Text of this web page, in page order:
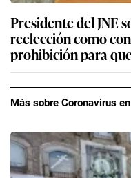
Presidente del JNE
reelección como
prohibición para
Más sobre Coronavirus